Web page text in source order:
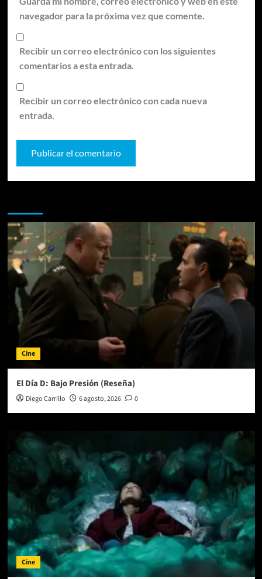
navegador para la próxima vez que comente.
Recibir un correo electrónico con los siguientes
comentarios a esta entrada.
Recibir un correo electrónico con cada nueva
entrada.
Cine
El Día D: Bajo Presión (Reseña)
Diego Carrillo 6 agosto, 2026 0
Cine